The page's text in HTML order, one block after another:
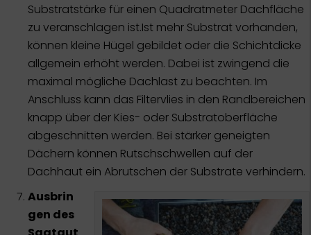
Substratstärke für einen Quadratmeter Dachfläche
zu veranschlagen ist.Ist mehr Substrat vorhanden,
können kleine Hügel gebildet oder die Schichtdicke
allgemein erhöht werden. Dabei ist zwingend die
maximal mögliche Dachlast zu beachten. Im
Anschluss kann das Filtervlies in den Randbereichen
knapp über der Kies- oder Substratoberfläche
abgeschnitten werden. Bei stärker geneigten
Dächern können Rutschschwellen auf der
Dachhaut ein Abrutschen der Substrate verhindern.
Ausbrin
gen des